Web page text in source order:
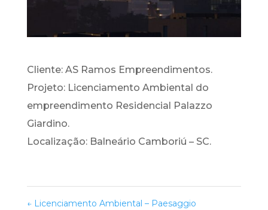
Cliente: AS Ramos Empreendimentos.
Projeto: Licenciamento Ambiental do
empreendimento Residencial Palazzo
Giardino.
Localização: Balneário Camboriú – SC.
←Licenciamento Ambiental – Paesaggio